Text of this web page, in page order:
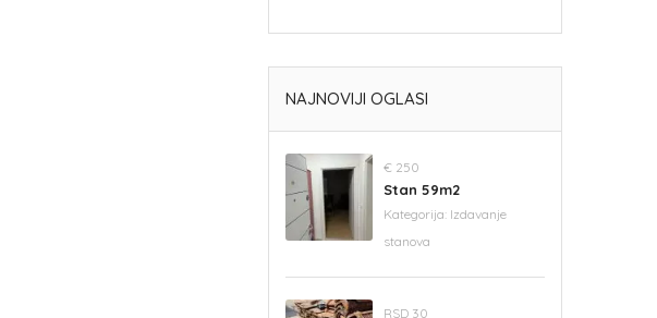
NAJNOVIJI OGLASI
€ 250
Stan 59m2
Kategorija: Izdavanje
stanova
RSD 30